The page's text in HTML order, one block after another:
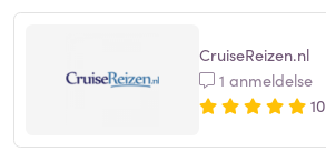
CruiseReizen.nl
1 anmeldelse
10